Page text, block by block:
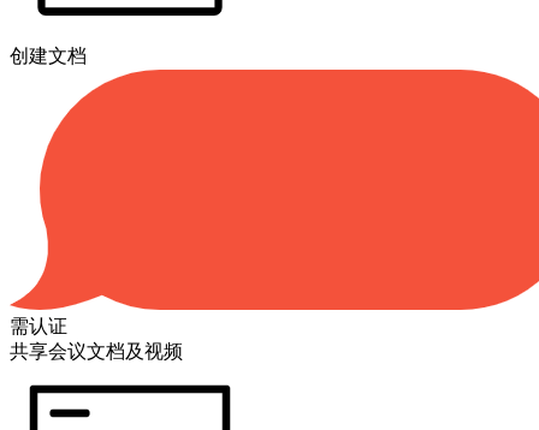
创建文档
需认证
共享会议文档及视频